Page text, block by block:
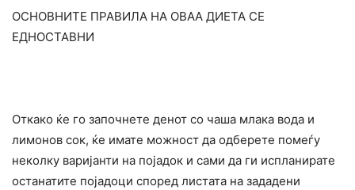
ОСНОВНИТЕ ПРАВИЛА НА ОВАА ДИЕТА СЕ
ЕДНОСТАВНИ
Откако ќе го започнете денот со чаша млака вода и
лимонов сок, ќе имате можност да одберете помеѓу
неколку варијанти на појадок и сами да ги испланирате
останатите појадоци според листата на зададени